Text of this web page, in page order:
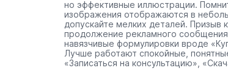
но эффективные иллюстрации.
изображения отображаются в
допускайте мелких деталей. Призыв
продолжение рекламного
навязчивые формулировки вроде
Лучше работают спокойные,
«Записаться на консультацию»,